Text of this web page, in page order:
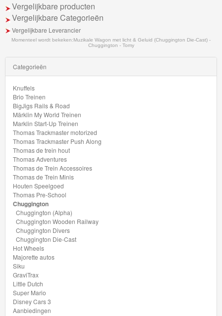
Märklin
H0
Treinen
Vergelijkbare producten
Vergelijkbare Categorieën
Vergelijkbare Leverancier
Momenteel wordt bekeken:Muzikale Wagon met licht & Geluid (Chuggington Die-Cast) -
Chuggington - Tomy
Categorieën
Knuffels
Brio Treinen
BigJigs Rails & Road
Märklin My World Treinen
Marklin Start-Up Treinen
Thomas Trackmaster motorized
Thomas Trackmaster Push Along
Thomas de trein hout
Thomas Adventures
Thomas de Trein Accessoires
Thomas de Trein Minis
Houten Speelgoed
Thomas Pre-School
Chuggington
Chuggington (Alpha)
Chuggington Wooden Railway
Chuggington Divers
Chuggington Die-Cast
Hot Wheels
Majorette autos
Siku
GraviTrax
Little Dutch
Super Mario
Disney Cars 3
Aanbiedingen